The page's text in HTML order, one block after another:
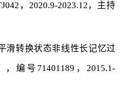
，2020.9-2023.12，主持
滑转换状态非线性长记忆过
编号71401189，2015.1-